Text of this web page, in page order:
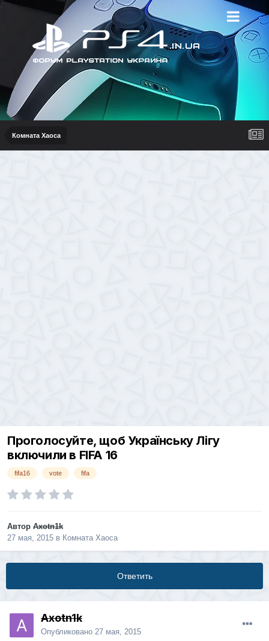
Комната Хаоса
Проголосуйте, щоб Українську Лігу
включили в FIFA 16
fifa16 vote fifa
Автор Axotn1k
27 мая, 2015 в Комната Хаоса
Ответить
Axotn1k
Опубликовано 27 мая, 2015